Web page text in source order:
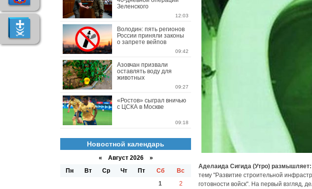
Аделаида Сигида (Утро) размышляет:
тему "Развитие строительной
готовности войск". На первый взгляд,
Зеленского
12:03
Володин: пять регионов
России приняли законы
о запрете вейпов
09:42
Азовчан призвали
оставлять воду для
животных
09:27
«Ростов» сыграл вничью
с ЦСКА в Москве
09:18
Новостной календарь
« Август 2026 »
Пн
Вт Ср Чт Пт Сб
Вс
1
2